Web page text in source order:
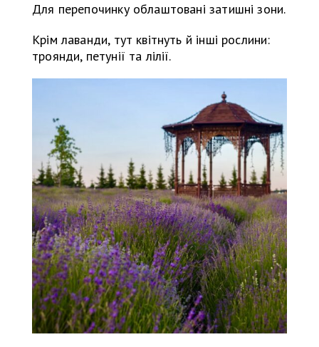
Для перепочинку облаштовані затишні зони.
Крім лаванди, тут квітнуть й інші рослини:
троянди, петунії та лілії.